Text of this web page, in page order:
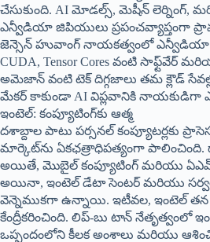
చేసుకుంది. AI మోడల్స్, మెషీన్ లెర్నింగ్,
ఎన్వీడియా జిపియులు
జెన్సెన్ హువాంగ్ నాయకత్వంలో ఎన్వీడియా
CUDA, Tensor Cores వంటి సాఫ్ట్‌వేర్
అమెజాన్ వంటి టెక్ దిగ్గజాలు తమ క్లౌడ్
మేకర్ కాకుండా AI విప్లవానికి నాయకుడిగా
ఇంటెల్: కంప్యూటింగ్‌కు ఆత్మ
దశాబ్దాల పాటు పర్సనల్ కంప్యూటర్లకు
మార్కెట్‌ను ఏకఛత్రాధిపత్యంగా పాలించింది.
అయితే, మొబైల్ కంప్యూటింగ్ మరియు ఏఎమ్‌డీ
అయినా, ఇంటెల్ డేటా సెంటర్ మరియు సర్వర్
వెన్నెముకగా ఉన్నాయి. ఇటీవల, ఇంటెల్ తన
కేంద్రీకరించింది. లిప్-బు టాన్ నేతృత్వంలో
ఒప్పందంలోని కీలక అంశాలు మరియు